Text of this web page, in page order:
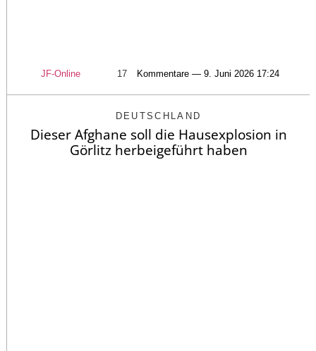
JF-Online 17 Kommentare — 9. Juni 2026 17:24
DEUTSCHLAND
Dieser Afghane soll die Hausexplosion in
Görlitz herbeigeführt haben